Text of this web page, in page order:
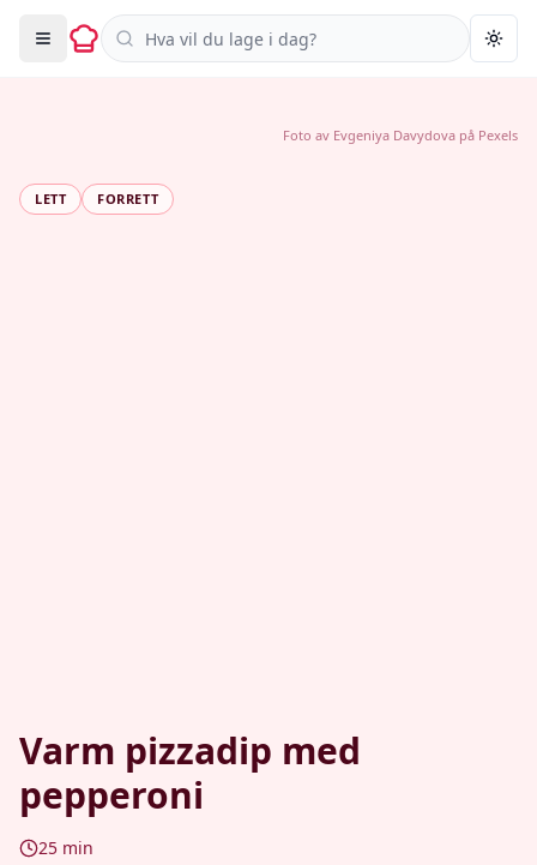
Søk i oppskrifter
LETT FORRETT
Varm pizzadip med
pepperoni
25 min
Foto av Evgeniya Davydova på Pexels